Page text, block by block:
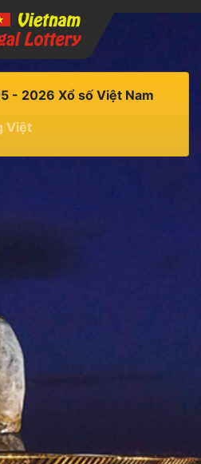
- 2026 Xổ số Việt Nam
Việt